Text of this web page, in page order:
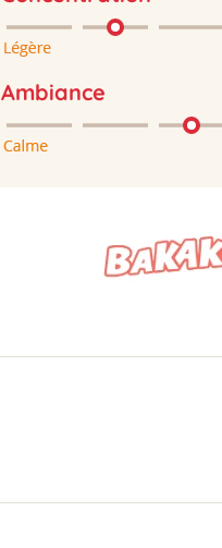
Ambiance